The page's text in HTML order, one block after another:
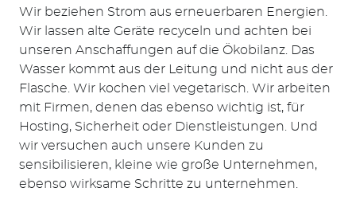
Wir beziehen Strom aus erneuerbaren Energien.
Wir lassen alte Geräte recyceln und achten bei
unseren Anschaffungen auf die Ökobilanz. Das
Wasser kommt aus der Leitung und nicht aus der
Flasche. Wir kochen viel vegetarisch. Wir arbeiten
mit Firmen, denen das ebenso wichtig ist, für
Hosting, Sicherheit oder Dienstleistungen. Und
wir versuchen auch unsere Kunden zu
sensibilisieren, kleine wie große Unternehmen,
ebenso wirksame Schritte zu unternehmen.